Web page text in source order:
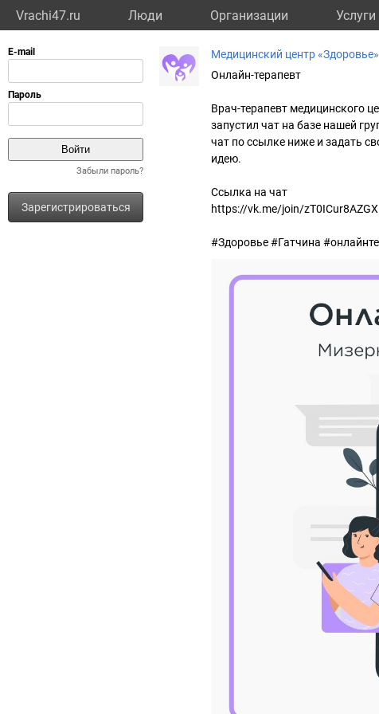
Vrachi47.ru Люди Организации Услуги
Забыли пароль?
Зарегистрироваться
Медицинский центр «Здоровье»
Онлайн-терапевт
Врач-терапевт медицинского
запустил чат на базе нашей
чат по ссылке ниже и задать
идею.
Ссылка на чат
https://vk.me/join/
#Здоровье #Гатчина